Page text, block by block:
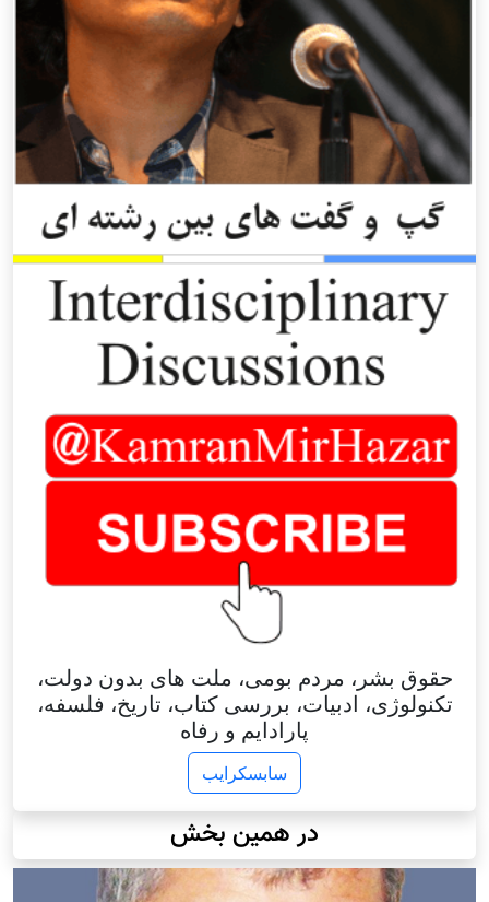
حقوق بشر، مردم بومی، ملت های بدون دولت،
تکنولوژی، ادبیات، بررسی کتاب، تاریخ، فلسفه،
پارادایم و رفاه
سابسکرایب
در همین بخش